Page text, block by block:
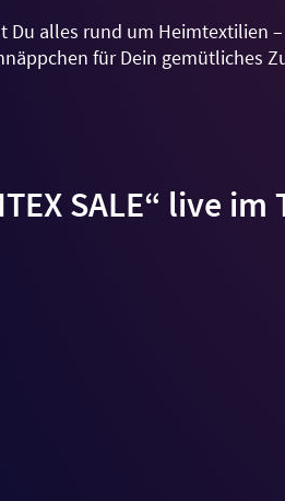
Du alles rund um Heimtextilien
für Dein gemütliches
SALE“ live im